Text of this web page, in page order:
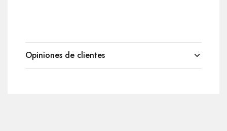
Opiniones de clientes